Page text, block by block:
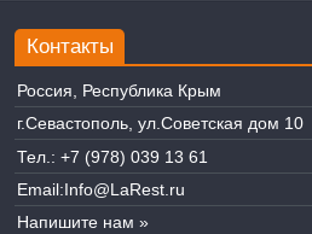
Контакты
Россия, Республика Крым
г.Севастополь, ул.Советская дом 10
Тел.: +7 (978) 039 13 61
Email:Info@LaRest.ru
Напишите нам »